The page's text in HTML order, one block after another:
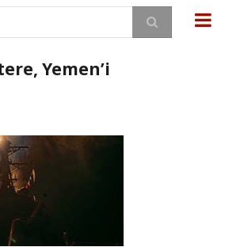
Yemen’i